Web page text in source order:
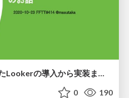
4月から取り組んできたLookerの導入から実装までのお話
0 190